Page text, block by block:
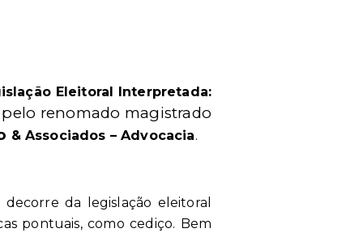
Eleitoral Interpretada:
renomado magistrado
& Associados – Advocacia.
da legislação eleitoral
pontuais, como cediço. Bem